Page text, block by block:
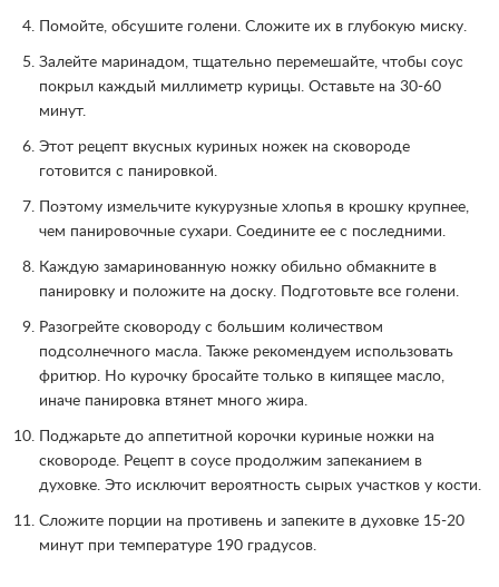
Помойте, обсушите голени. Сложите их в глубокую миску.
Залейте маринадом, тщательно перемешайте, чтобы соус
покрыл каждый миллиметр курицы. Оставьте на 30-60
минут.
Этот рецепт вкусных куриных ножек на сковороде
готовится с панировкой.
Поэтому измельчите кукурузные хлопья в крошку крупнее,
чем панировочные сухари. Соедините ее с последними.
Каждую замаринованную ножку обильно обмакните в
панировку и положите на доску. Подготовьте все голени.
Разогрейте сковороду с большим количеством
подсолнечного масла. Также рекомендуем использовать
фритюр. Но курочку бросайте только в кипящее масло,
иначе панировка втянет много жира.
Поджарьте до аппетитной корочки куриные ножки на
сковороде. Рецепт в соусе продолжим запеканием в
духовке. Это исключит вероятность сырых участков у кости.
Сложите порции на противень и запеките в духовке 15-20
минут при температуре 190 градусов.